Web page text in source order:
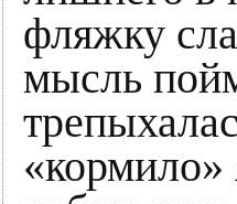
фляжку
мысль
«кормило»